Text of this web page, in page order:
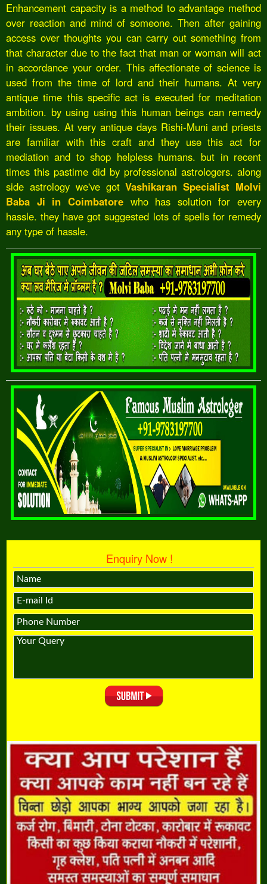
Enhancement capacity is a method to advantage method
over reaction and mind of someone. Then after gaining
access over thoughts you can carry out something from
that character due to the fact that man or woman will act
in accordance your order. This affectionate of science is
used from the time of lord and their humans. At very
antique time this specific act is executed for meditation
ambition. by using using this human beings can remedy
their issues. At very antique days Rishi-Muni and priests
are familiar with this craft and they use this act for
mediation and to shop helpless humans. but in recent
times this pastime did by professional astrologers. along
side astrology we've gotVashikaran Specialist Molvi
Baba Ji in Coimbatorewho has solution for every
hassle. they have got suggested lots of spells for remedy
any type of hassle.
Enquiry Now !